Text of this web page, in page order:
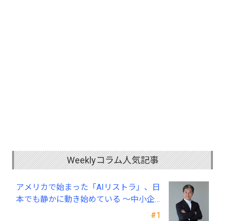
Weeklyコラム人気記事
#1
アメリカで始まった「AIリストラ」、日
本でも静かに動き始めている ～中小企
業経営者が今、見直すべき採用・業務・